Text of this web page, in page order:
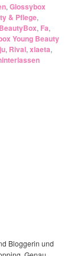
,Glossybox
& Pflege,
BeautyBox, Fa,
Young Beauty
, Rival,xlaeta,
Bloggerin und